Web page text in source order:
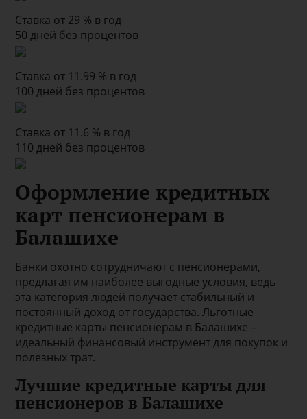
Ставка от 29 % в год
50 дней без процентов
Ставка от 11.99 % в год
100 дней без процентов
Ставка от 11.6 % в год
110 дней без процентов
Оформление кредитных
карт пенсионерам в
Балашихе
Банки охотно сотрудничают с пенсионерами,
предлагая им наиболее выгодные условия, ведь
эта категория людей получает стабильный и
постоянный доход от государства. Льготные
кредитные карты пенсионерам в Балашихе –
идеальный финансовый инструмент для покупок и
полезных трат.
Лучшие кредитные карты для
пенсионеров в Балашихе